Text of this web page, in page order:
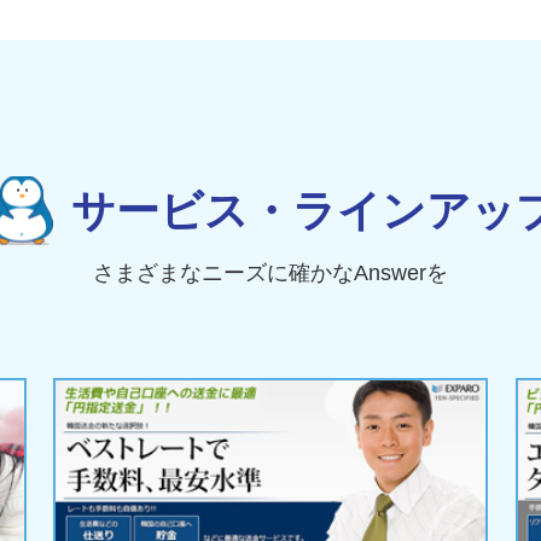
サービス・ラインアッ
さまざまなニーズに確かなAnswerを